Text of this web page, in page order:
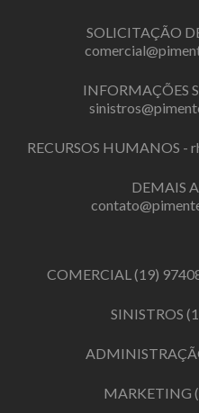
SOLICITAÇÃO
INFORMAÇÕES
RECURSOS HUMANOS -
DEMAIS
COMERCIAL(19)
SINISTROS
MARKETING